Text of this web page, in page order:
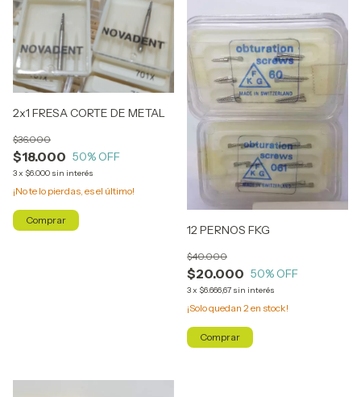
2x1 FRESA CORTE DE METAL
$18.000
$36.000
50% OFF
3x $6.000 sin interés
¡No te lo pierdas, es el último!
12 PERNOS FKG
$20.000
$40.000
50% OFF
3x $6.666,67 sin interés
¡Solo quedan 2en stock!